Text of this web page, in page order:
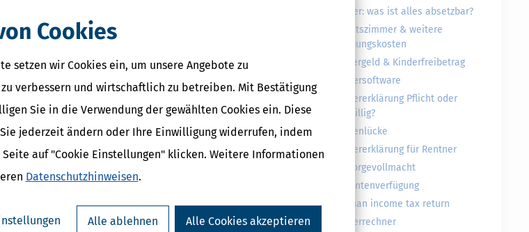
Cookies
setzen wir Cookies ein, um unsere Angebote zu
verbessern und wirtschaftlich zu betreiben. Mit Bestätigung
Sie in die Verwendung der gewählten Cookies ein. Diese
jederzeit ändern oder Ihre Einwilligung widerrufen, indem
Seite auf "Cookie Einstellungen" klicken. Weitere Informationen
Datenschutzhinweisen.
Alle ablehnen Alle Cookies akzeptieren
Eigentum oder Vorsorge. Das kann
Ratgeber zeigt, wie moderne
rechtliche Sicherheit.
Druckversion
Haushaltshilfe
Kinderfreibetrag
Kinderbetreuungskosten
Steuer: was ist alles absetzbar?
Arbeitszimmer & weitere
Werbungskosten
Kindergeld & Kinderfreibetrag
Steuersoftware
Steuererklärung Pflicht oder
freiwillig?
Rentenlücke
Steuererklärung für Rentner
Vorsorgevollmacht
Patientenverfügung
German income tax return
Steuerrechner